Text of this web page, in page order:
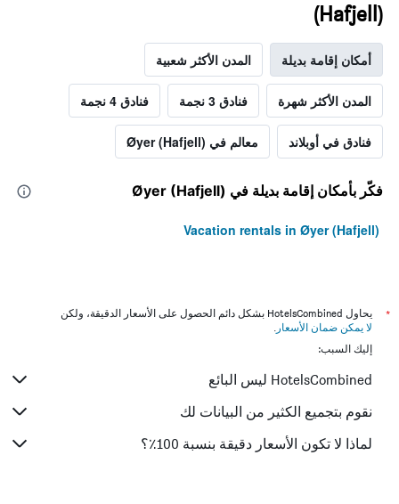
(Hafjell)
أمكان إقامة بديلة المدن الأكثر شعبية
المدن الأكثر شهرة فنادق 3 نجمة فنادق 4 نجمة
فنادق في أوبلاند معالم في Øyer (Hafjell)
فكّر بأمكان إقامة بديلة في Øyer (Hafjell)
Vacation rentals in Øyer (Hafjell)
*
يحاول HotelsCombined بشكل دائم الحصول على الأسعار الدقيقة، ولكن
لا يمكن ضمان الأسعار .
إليك السبب:
HotelsCombined ليس البائع
نقوم بتجميع الكثير من البيانات لك
لماذا لا تكون الأسعار دقيقة بنسبة 100٪؟